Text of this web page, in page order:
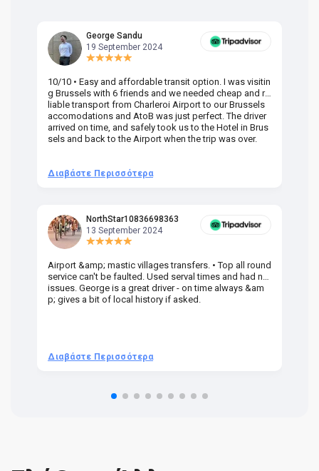
George Sandu
19 September 2024
10/10 • Easy and affordable transit option. I was visitin
g Brussels with 6 friends and we needed cheap and re
liable transport from Charleroi Airport to our Brussels
accomodations and AtoB was just perfect. The driver
arrived on time, and safely took us to the Hotel in Brus
sels and back to the Airport when the trip was over.
Διαβάστε Περισσότερα
NorthStar10836698363
13 September 2024
Airport &amp; mastic villages transfers. • Top all round
service can't be faulted. Used serval times and had no
issues. George is a great driver - on time always &am
p; gives a bit of local history if asked.
Διαβάστε Περισσότερα